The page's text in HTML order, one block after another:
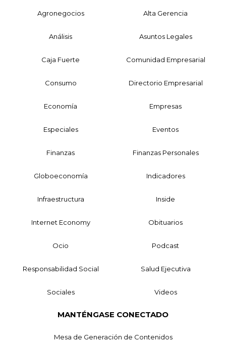
Agronegocios Alta Gerencia
Análisis Asuntos Legales
Caja Fuerte Comunidad Empresarial
Consumo Directorio Empresarial
Economía Empresas
Especiales Eventos
Finanzas Finanzas Personales
Globoeconomía Indicadores
Infraestructura Inside
Internet Economy Obituarios
Ocio Podcast
Responsabilidad Social Salud Ejecutiva
Sociales Videos
MANTÉNGASE CONECTADO
Mesa de Generación de Contenidos